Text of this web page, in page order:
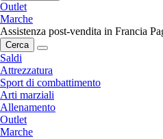
Outlet
Marche
Assistenza post-vendita in Francia
Cerca
Saldi
Attrezzatura
Sport di combattimento
Arti marziali
Allenamento
Outlet
Marche